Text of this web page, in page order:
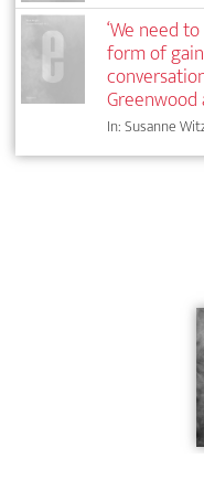
‘We need
form of
In: Susanne